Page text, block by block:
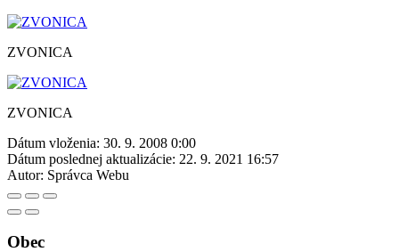
ZVONICA
ZVONICA
Dátum vloženia: 30. 9. 2008 0:00
Dátum poslednej aktualizácie: 22. 9. 2021 16:57
Autor: Správca Webu
Obec